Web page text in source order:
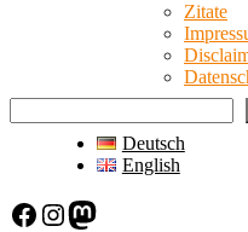
Zitate
Deutsch
English
Facebook Instagram Mastodon